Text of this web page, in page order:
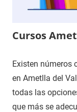
Cursos
Existen números
en Ametlla del
todas las
que más se